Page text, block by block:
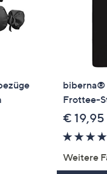
biberna®
Frottee-
€
Weitere